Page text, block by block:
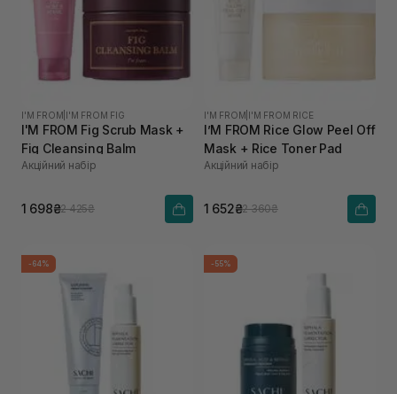
I'M FROM I'M FROM FIG
I'M FROM Fig Scrub Mask +
Fig Cleansing Balm
Акційний набір
1 698₴2 425₴
I'M FROM I'M FROM RICE
I’M FROM Rice Glow Peel Off
Mask + Rice Toner Pad
Акційний набір
1 652₴2 360₴
-64% -55%